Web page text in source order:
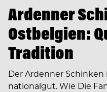
Ardenner
Ostbelgien:
Tradition
Der Ardenner
nationalgut. Wie Die